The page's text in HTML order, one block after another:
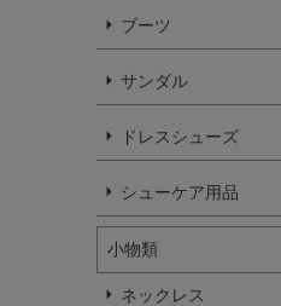
ブーツ
サンダル
ドレスシューズ
シューケア用品
小物類
ネックレス